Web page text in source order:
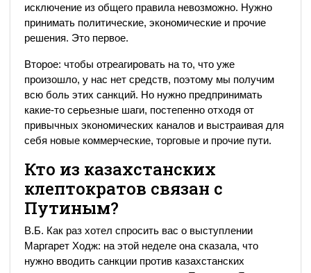
исключение из общего правила невозможно. Нужно
принимать политические, экономические и прочие
решения. Это первое.
Второе: чтобы отреагировать на то, что уже
произошло, у нас нет средств, поэтому мы получим
всю боль этих санкций. Но нужно предпринимать
какие-то серьезные шаги, постепенно отходя от
привычных экономических каналов и выстраивая для
себя новые коммерческие, торговые и прочие пути.
Кто из казахстанских
клептократов связан с
Путиным?
В.Б. Как раз хотел спросить вас о выступлении
Маргарет Ходж: на этой неделе она сказала, что
нужно вводить санкции против казахстанских